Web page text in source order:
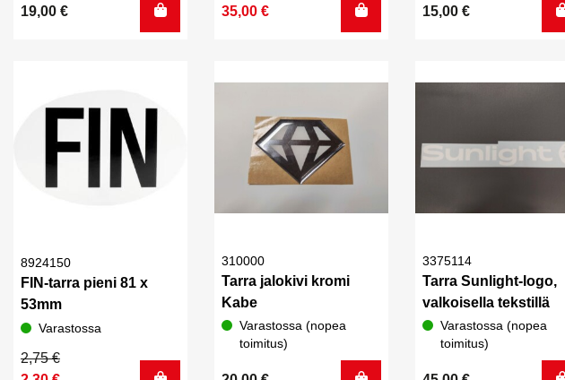
19,00 €
hinta
35,00 €
hinta
15,00 €
8924150
FIN-tarra pieni 81 x
53mm
Varastossa
2,75€
Alkuperäinen
Nykyinen
310000
Tarra jalokivi kromi
Kabe
Varastossa (nopea
toimitus)
3375114
Tarra Sunlight-logo,
valkoisella tekstillä
Varastossa (nopea
toimitus)